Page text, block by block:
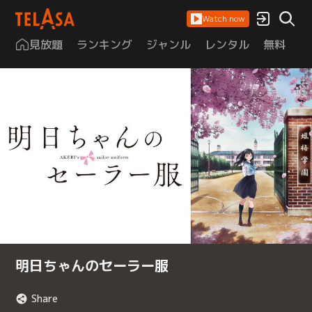
Watch now
見放題 ランキング ジャンル レンタル 無料
明日ちゃんのセーラー服
Share